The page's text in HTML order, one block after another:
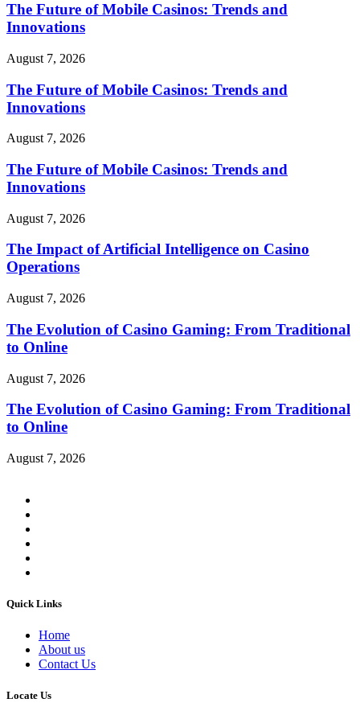
The Future of Mobile Casinos: Trends and
Innovations
August 7, 2026
The Future of Mobile Casinos: Trends and
Innovations
August 7, 2026
The Future of Mobile Casinos: Trends and
Innovations
August 7, 2026
The Impact of Artificial Intelligence on Casino
Operations
August 7, 2026
The Evolution of Casino Gaming: From Traditional
to Online
August 7, 2026
The Evolution of Casino Gaming: From Traditional
to Online
August 7, 2026
Quick Links
Home
About us
Contact Us
Locate Us